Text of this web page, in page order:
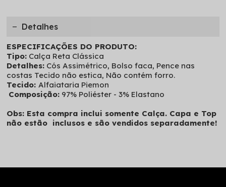
Detalhes
ESPECIFICAÇÕES DO PRODUTO:
Tipo: Calça Reta Clássica
Detalhes: Cós Assimétrico, Bolso faca, Pence nas
costas Tecido não estica, Não contém forro.
Tecido: Alfaiataria Piemon
Composição: 97% Poliéster - 3% Elastano
Obs: Esta compra inclui somente Calça. Capa e Top
não estão inclusos e são vendidos separadamente!